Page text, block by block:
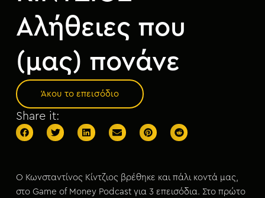
Αλήθειες που
(μας) πονάνε
Άκου το επεισόδιο
Share it:
Ο Κωνσταντίνος Κίντζιος βρέθηκε και πάλι κοντά μας,
στο Game of Money Podcast για 3 επεισόδια. Στο πρώτο